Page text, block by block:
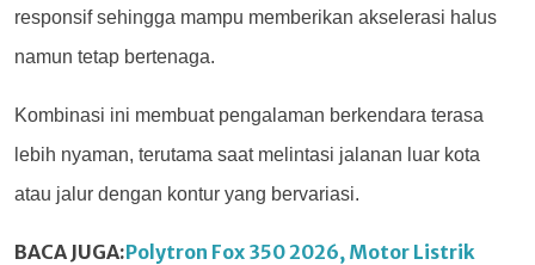
responsif sehingga mampu memberikan akselerasi halus
namun tetap bertenaga.
Kombinasi ini membuat pengalaman berkendara terasa
lebih nyaman, terutama saat melintasi jalanan luar kota
atau jalur dengan kontur yang bervariasi.
BACA JUGA:Polytron Fox 350 2026, Motor Listrik